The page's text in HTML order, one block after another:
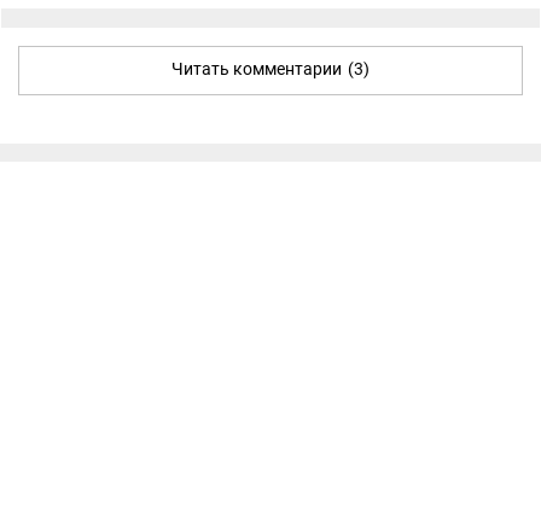
Читать комментарии (3)